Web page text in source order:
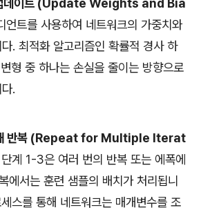
데이트 (Update Weights and Bia
언트를 사용하여 네트워크의 가중치와
. 최적화 알고리즘인 확률적 경사 하
형 중 하나는 손실을 줄이는 방향으로
.
반복 (Repeat for Multiple Iterat
계 1-3은 여러 번의 반복 또는 에폭에
에서는 훈련 샘플의 배치가 처리됩니
스를 통해 네트워크는 매개변수를 조